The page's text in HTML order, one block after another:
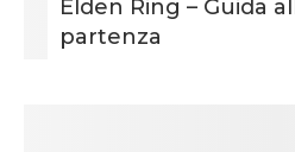
Elden Ring – Guida
partenza